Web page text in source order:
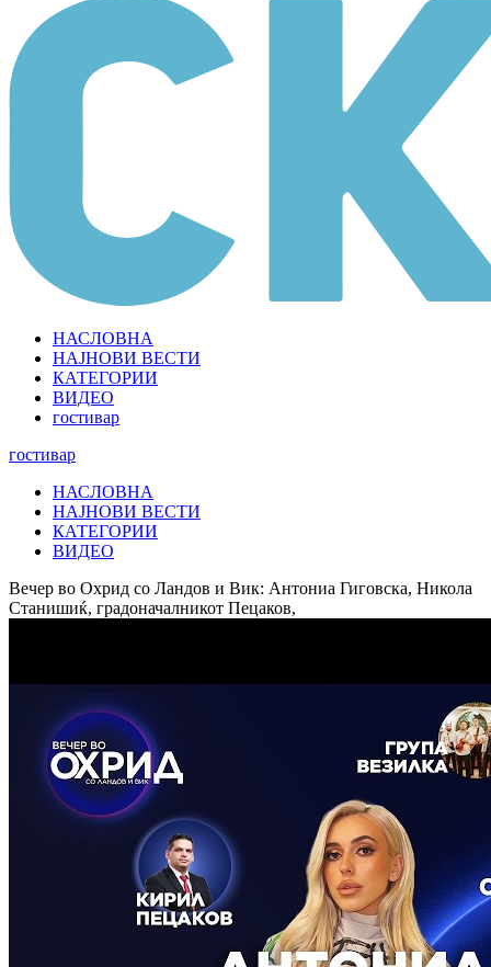
НАСЛОВНА
НАЈНОВИ ВЕСТИ
КАТЕГОРИИ
ВИДЕО
гостивар
гостивар
НАСЛОВНА
НАЈНОВИ ВЕСТИ
КАТЕГОРИИ
ВИДЕО
Вечер во Охрид со Ландов и Вик: Антониа Гиговска, Никола
Станишиќ, градоначалникот Пецаков,